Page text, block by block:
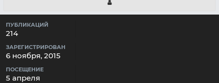
ПУБЛИКАЦИЙ
214
ЗАРЕГИСТРИРОВАН
6 ноября, 2015
ПОСЕЩЕНИЕ
5 апреля